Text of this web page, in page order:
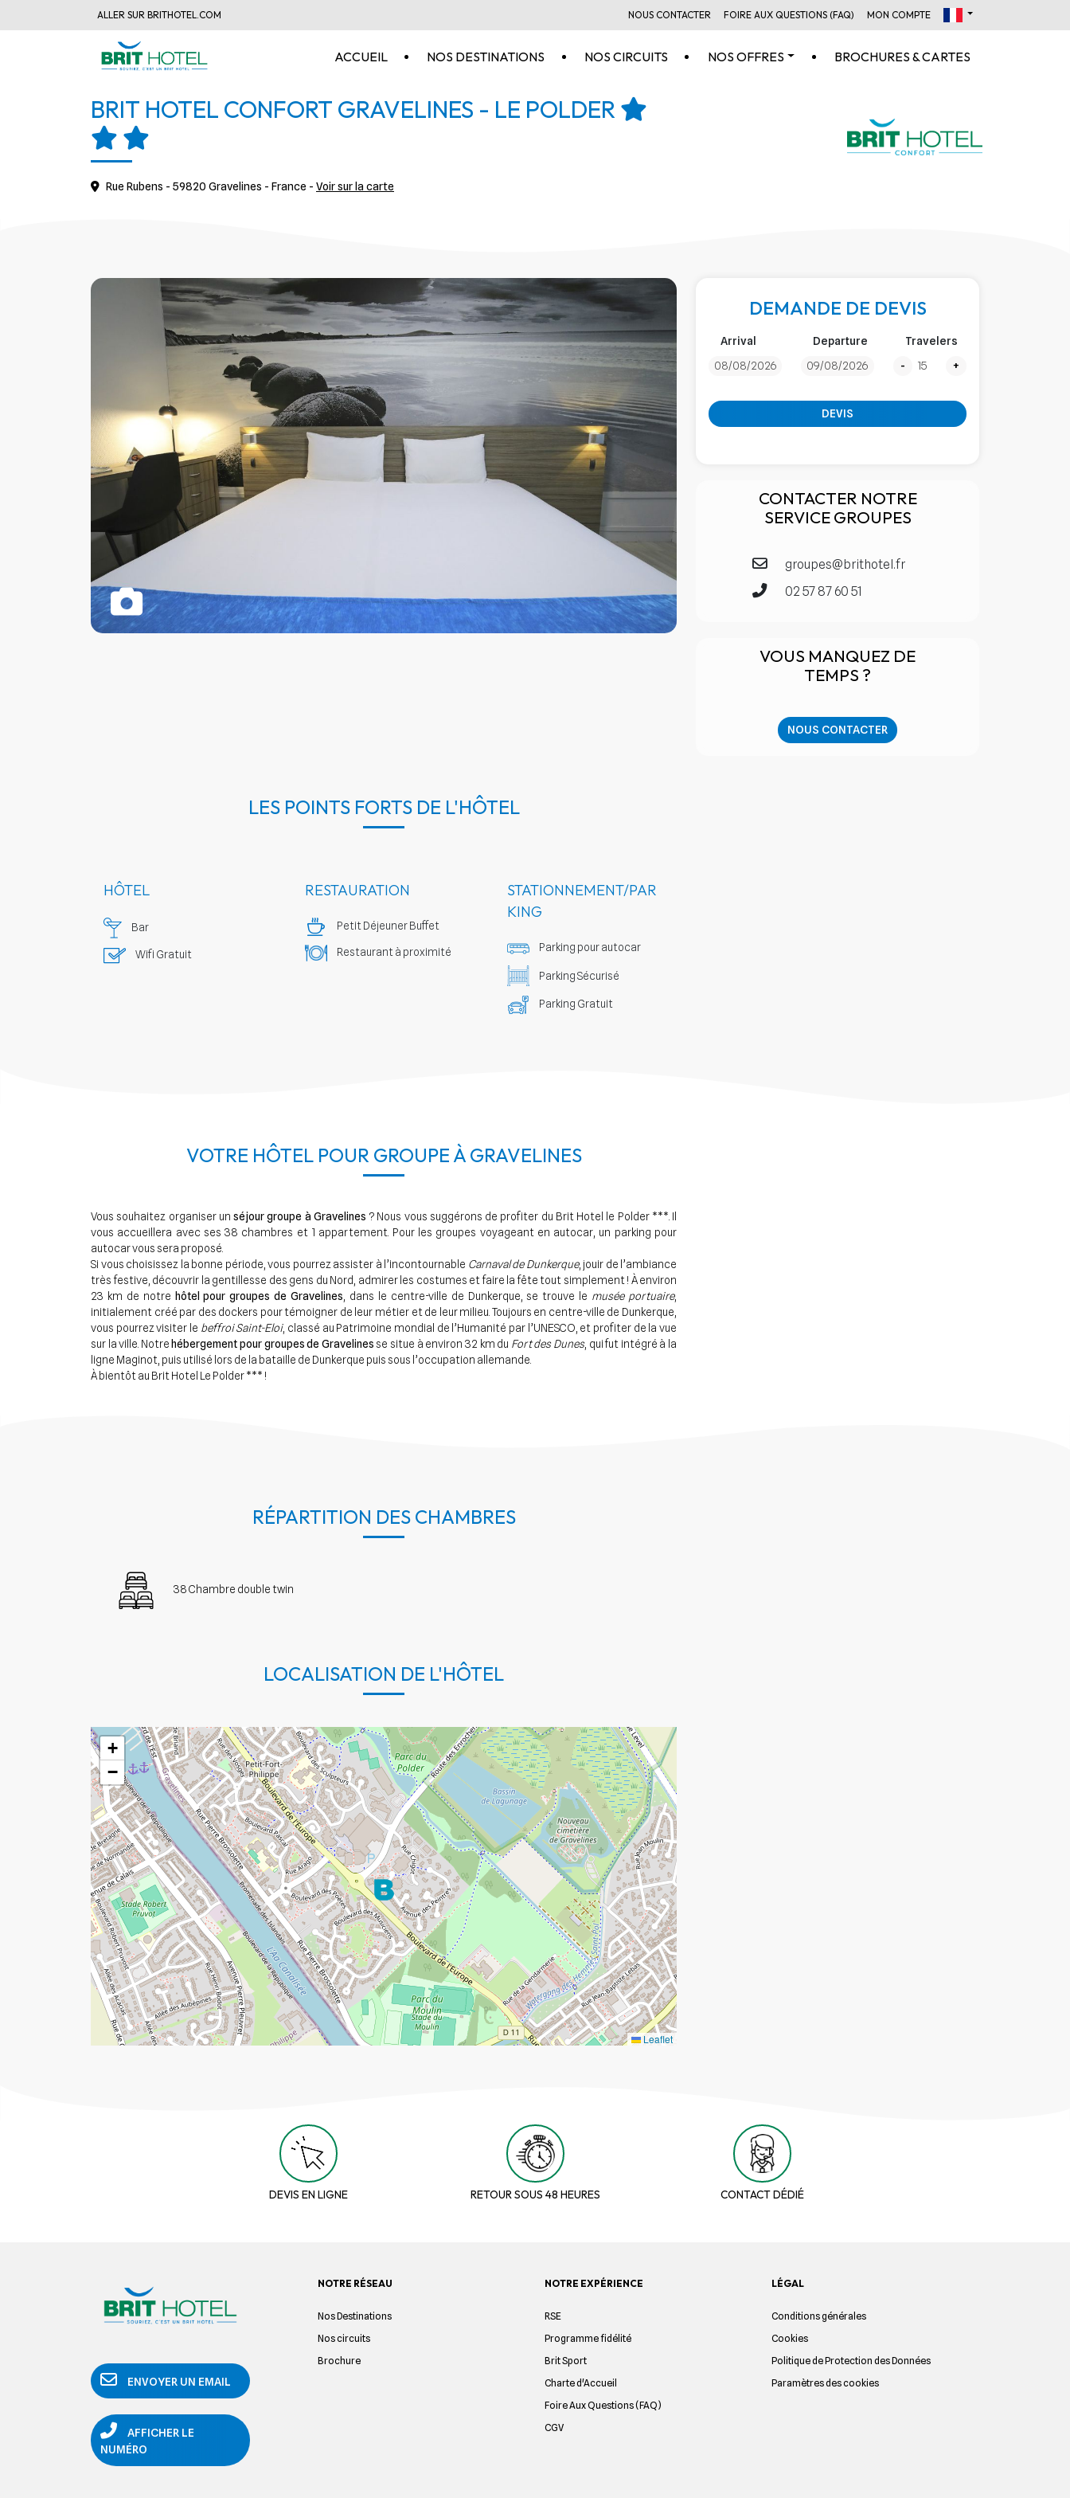
ALLER SUR BRITHOTEL.COM NOUS CONTACTER FOIRE AUX QUESTIONS (FAQ) MON COMPTE
ACCUEIL NOS DESTINATIONS NOS CIRCUITS NOS OFFRES BROCHURES & CARTES
BRIT HOTEL CONFORT GRAVELINES - LE POLDER
Rue Rubens - 59820 Gravelines - France - Voir sur la carte
DEMANDE DE DEVIS
Arrival Departure
Travelers
-
+
DEVIS
CONTACTER NOTRE
SERVICE GROUPES
groupes@brithotel.fr
02 57 87 60 51
VOUS MANQUEZ DE
TEMPS ?
NOUS CONTACTER
LES POINTS FORTS DE L'HÔTEL
HÔTEL
Bar
Wifi Gratuit
RESTAURATION
Petit Déjeuner Buffet
Restaurant à proximité
STATIONNEMENT/PAR
KING
Parking pour autocar
Parking Sécurisé
Parking Gratuit
VOTRE HÔTEL POUR GROUPE À GRAVELINES
Vous souhaitez organiser un séjour groupe à Gravelines ? Nous vous suggérons de profiter du Brit Hotel le Polder ***. Il
vous accueillera avec ses 38 chambres et 1 appartement. Pour les groupes voyageant en autocar, un parking pour
autocar vous sera proposé.
Si vous choisissez la bonne période, vous pourrez assister à l’incontournable Carnaval de Dunkerque, jouir de l’ambiance
très festive, découvrir la gentillesse des gens du Nord, admirer les costumes et faire la fête tout simplement ! À environ
23 km de notre hôtel pour groupes de Gravelines , dans le centre-ville de Dunkerque, se trouve le musée portuaire,
initialement créé par des dockers pour témoigner de leur métier et de leur milieu. Toujours en centre-ville de Dunkerque,
vous pourrez visiter le beffroi Saint-Eloi, classé au Patrimoine mondial de l’Humanité par l’UNESCO, et profiter de la vue
sur la ville. Notrehébergement pour groupes de Gravelines se situe à environ 32 km du Fort des Dunes, qui fut intégré à la
ligne Maginot, puis utilisé lors de la bataille de Dunkerque puis sous l’occupation allemande.
À bientôt au Brit Hotel Le Polder *** !
RÉPARTITION DES CHAMBRES
38 Chambre double twin
LOCALISATION DE L'HÔTEL
+
−
Leaflet
DEVIS EN LIGNE RETOUR SOUS 48 HEURES CONTACT DÉDIÉ
ENVOYER UN EMAIL
NUMÉRO
NOTRE RÉSEAU
Nos Destinations
Nos circuits
Brochure
NOTRE EXPÉRIENCE
RSE
Programme fidélité
Brit Sport
Charte d'Accueil
Foire Aux Questions (FAQ)
CGV
LÉGAL
Conditions générales
Cookies
Politique de Protection des Données
Paramètres des cookies